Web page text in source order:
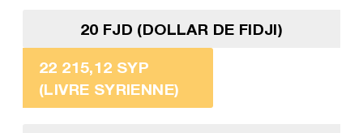
20 FJD (DOLLAR DE FIDJI)
22 215,12 SYP
(LIVRE SYRIENNE)